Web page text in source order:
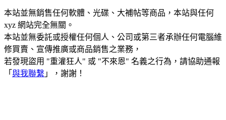
本站並無銷售任何軟體、光碟、大補帖等商品，本站與任何
xyz 網站完全無關。
本站並無委託或授權任何個人、公司或第三者承辦任何電腦維
修買賣、宣傳推廣或商品銷售之業務，
若發現盜用 "重灌狂人" 或 "不來恩" 名義之行為，請協助通報
「 與我聯繫 」，謝謝！